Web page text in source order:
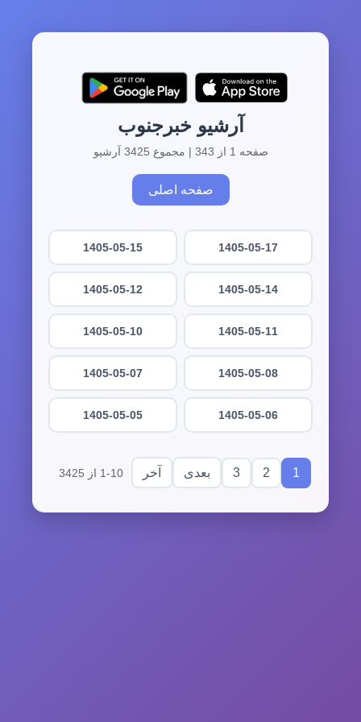
آرشیو خبرجنوب
صفحه 1 از 343 | مجموع 3425 آرشیو
صفحه اصلی
1405-05-17
1405-05-15
1405-05-14
1405-05-12
1405-05-11
1405-05-10
1405-05-08
1405-05-07
1405-05-06
1405-05-05
1
2
3 بعدی آخر 1-10 از 3425